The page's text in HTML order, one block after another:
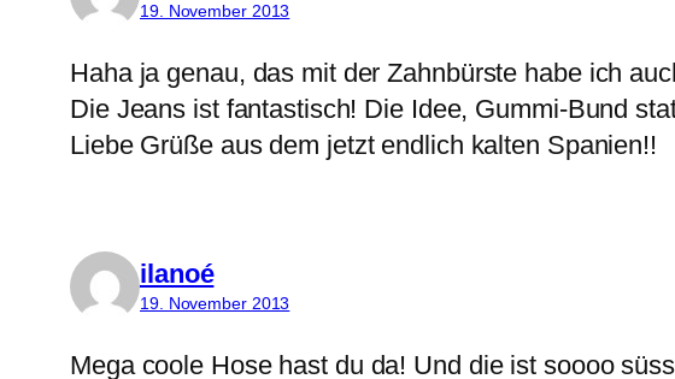
19. November 2013
Haha ja genau, das mit der Zahnbürste habe ich
Die Jeans ist fantastisch! Die Idee, Gummi-Bund
Liebe Grüße aus dem jetzt endlich kalten Spanien!!
ilanoé
19. November 2013
Mega coole Hose hast du da! Und die ist soooo